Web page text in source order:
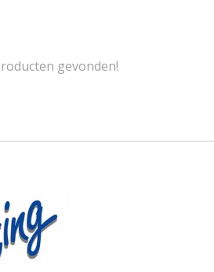
gevonden!